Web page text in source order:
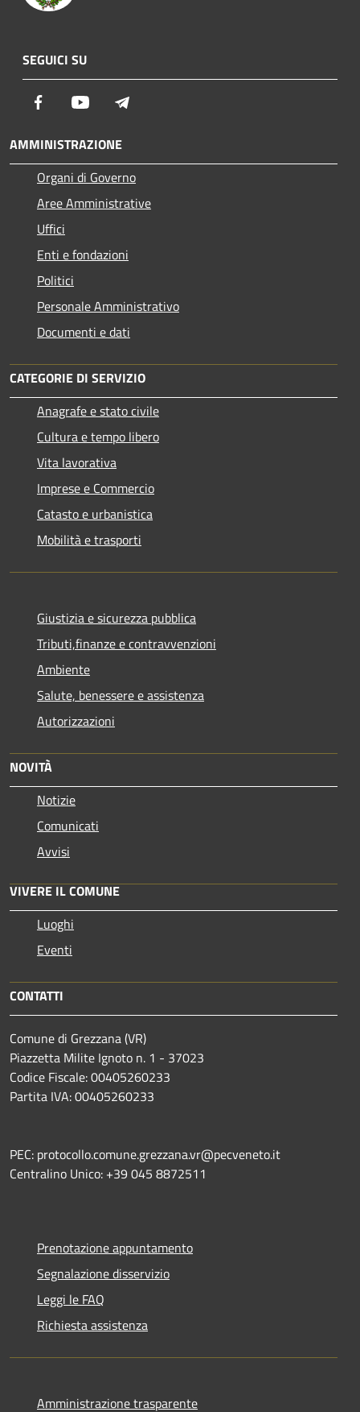
SEGUICI SU
Facebook Youtube
AMMINISTRAZIONE
Organi di Governo
Aree Amministrative
Uffici
Enti e fondazioni
Politici
Personale Amministrativo
Documenti e dati
CATEGORIE DI SERVIZIO
Anagrafe e stato civile
Cultura e tempo libero
Vita lavorativa
Imprese e Commercio
Catasto e urbanistica
Mobilità e trasporti
Giustizia e sicurezza pubblica
Tributi,finanze e contravvenzioni
Ambiente
Salute, benessere e assistenza
Autorizzazioni
NOVITÀ
Notizie
Comunicati
Avvisi
VIVERE IL COMUNE
Luoghi
Eventi
CONTATTI
Comune di Grezzana (VR)
Piazzetta Milite Ignoto n. 1 - 37023
Codice Fiscale: 00405260233
Partita IVA: 00405260233
PEC: protocollo.comune.grezzana.vr@pecveneto.it
Centralino Unico: +39 045 8872511
Prenotazione appuntamento
Segnalazione disservizio
Leggi le FAQ
Richiesta assistenza
Amministrazione trasparente